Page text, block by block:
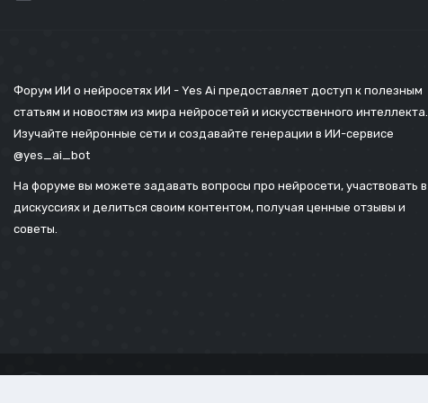
Форум ИИ о нейросетях ИИ - Yes Ai предоставляет доступ к полезным
статьям и новостям из мира нейросетей и искусственного интеллекта.
Изучайте нейронные сети и создавайте генерации в ИИ-сервисе
@yes_ai_bot
На форуме вы можете задавать вопросы про нейросети, участвовать в
дискуссиях и делиться своим контентом, получая ценные отзывы и
советы.